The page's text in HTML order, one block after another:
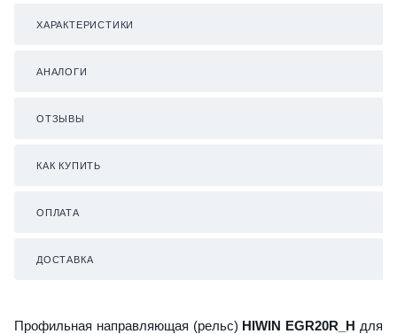
ХАРАКТЕРИСТИКИ
АНАЛОГИ
ОТЗЫВЫ
КАК КУПИТЬ
ОПЛАТА
ДОСТАВКА
Профильная направляющая (рельс) HIWIN EGR20R_H для